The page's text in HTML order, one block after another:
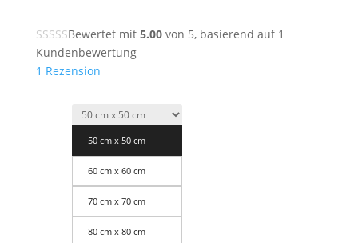
bis
649 €
Bewertet mit 5.00von 5, basierend auf 1
Kundenbewertung
1 Rezension
50 cm x 50 cm
60 cm x 60 cm
70 cm x 70 cm
80 cm x 80 cm